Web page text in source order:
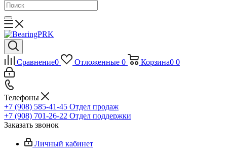
Сравнение0 Отложенные 0 Корзина0 0
Телефоны
+7 (908) 585-41-45 Отдел продаж
+7 (908) 701-26-22 Отдел поддержки
Заказать звонок
Личный кабинет